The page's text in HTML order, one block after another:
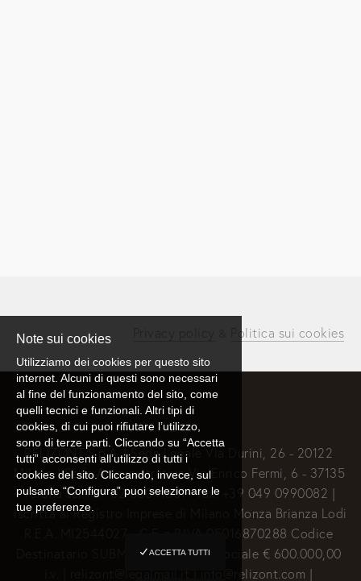
Politica sui cookies
RELIZONT S.p.A. | Sede Legale Via Durini, 26 - 20122
Milano | Sede Amministrativa Via Enrico Fermi, 6 - 37135
Verona tel.+39 02 50041351 - fax. +39 049 0990082 |
Iscritta al Registro Imprese di Milano Monza Brianza Lodi
R.E.A. MI2544027 - C.F. e P.IVA 05016870288 Codice
Destinatario SUBM70N | Capitale Sociale € 600.000,00
i.v. | relizont@legalmail.it | info@relizont.com |
Note sui cookies
Utilizziamo dei cookies per questo sito
internet. Alcuni di questi sono necessari
al fine del funzionamento del sito, come
quelli tecnici e funzionali. Altri tipi di
cookies, di cui puoi rifiutare l’utilizzo,
sono di terze parti. Cliccando su “Accetta
tutti” acconsenti all’utilizzo di tutti i
cookies del sito. Cliccando, invece, sul
pulsante “Configura” puoi selezionare le
tue preferenze.
ACCETTA TUTTI